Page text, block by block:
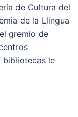
de Cultura del
de la Llingua
gremio de
bibliotecas le